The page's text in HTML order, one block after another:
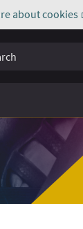
about cookies